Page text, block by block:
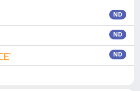
ND
ND
ND